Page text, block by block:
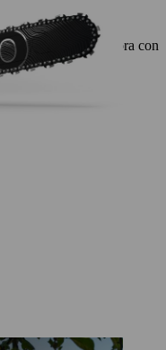
la edición
limitada, ahora con